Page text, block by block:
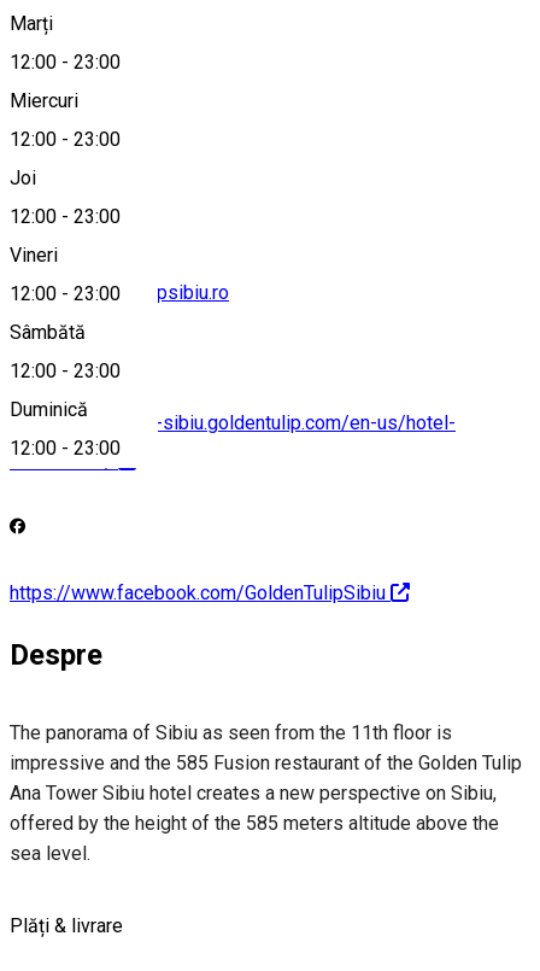
Marți
12:00 - 23:00
Miercuri
12:00 - 23:00
Joi
12:00 - 23:00
Vineri
12:00 - 23:00
Sâmbătă
12:00 - 23:00
Duminică
12:00 - 23:00
Hartă
office@goldentulipsibiu.ro
https://ana-tower-sibiu.goldentulip.com/en-us/hotel-
restaurants/
https://www.facebook.com/GoldenTulipSibiu
Despre
The panorama of Sibiu as seen from the 11th floor is
impressive and the 585 Fusion restaurant of the Golden Tulip
Ana Tower Sibiu hotel creates a new perspective on Sibiu,
offered by the height of the 585 meters altitude above the
sea level.
Plăți & livrare